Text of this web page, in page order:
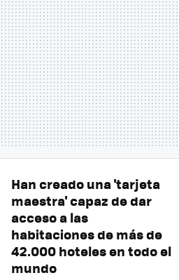
Han creado una 'tarjeta
maestra' capaz de dar
acceso a las
habitaciones de más de
42.000 hoteles en todo el
mundo